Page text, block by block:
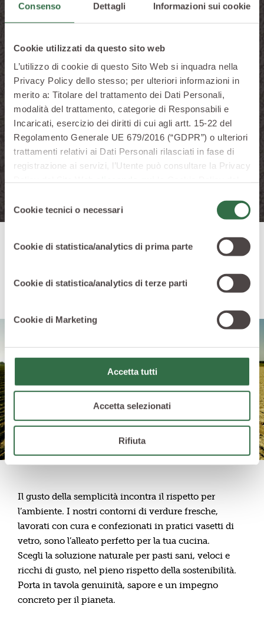
Consenso Dettagli Informazioni sui cookie
Cookie utilizzati da questo sito web
L’utilizzo di cookie di questo Sito Web si inquadra nella
Privacy Policy dello stesso; per ulteriori informazioni in
merito a: Titolare del trattamento dei Dati Personali,
modalità del trattamento, categorie di Responsabili e
Incaricati, esercizio dei diritti di cui agli artt. 15-22 del
Regolamento Generale UE 679/2016 (“GDPR”) o ulteriori
trattamenti relativi ai Dati Personali rilasciati in fase di
registrazione ai servizi, l’Utente può consultare la Privacy
specifiche per i servizi forniti tramite il Sito Web.
delCookie tecnici o necessari
Cookie di statistica/analytics di prima parte
Cookie di statistica/analytics di terze parti
Cookie di Marketing
Accetta tutti
Accetta selezionati
Rifiuta
Confezione da
320 g
Genuinità, semplicità,
sostenibilità
Il gusto della semplicità incontra il rispetto per
l’ambiente. I nostri contorni di verdure fresche,
lavorati con cura e confezionati in pratici vasetti di
vetro, sono l’alleato perfetto per la tua cucina.
Scegli la soluzione naturale per pasti sani, veloci e
ricchi di gusto, nel pieno rispetto della sostenibilità.
Porta in tavola genuinità, sapore e un impegno
concreto per il pianeta.